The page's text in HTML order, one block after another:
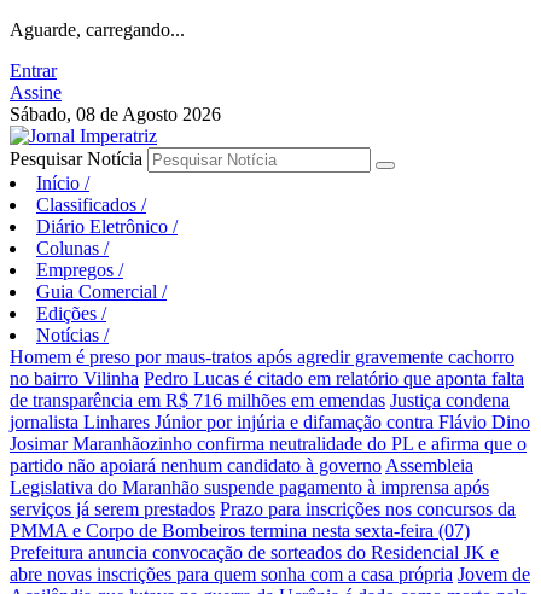
Aguarde, carregando...
Entrar
Assine
Sábado, 08 de Agosto 2026
Pesquisar Notícia
Início /
Classificados /
Diário Eletrônico /
Colunas /
Empregos /
Guia Comercial /
Edições /
Notícias /
Homem é preso por maus-tratos após agredir gravemente cachorro
no bairro Vilinha Pedro Lucas é citado em relatório que aponta falta
de transparência em R$ 716 milhões em emendas Justiça condena
jornalista Linhares Júnior por injúria e difamação contra Flávio Dino
Josimar Maranhãozinho confirma neutralidade do PL e afirma que o
partido não apoiará nenhum candidato à governo Assembleia
Legislativa do Maranhão suspende pagamento à imprensa após
serviços já serem prestados Prazo para inscrições nos concursos da
PMMA e Corpo de Bombeiros termina nesta sexta-feira (07)
Prefeitura anuncia convocação de sorteados do Residencial JK e
abre novas inscrições para quem sonha com a casa própria Jovem de